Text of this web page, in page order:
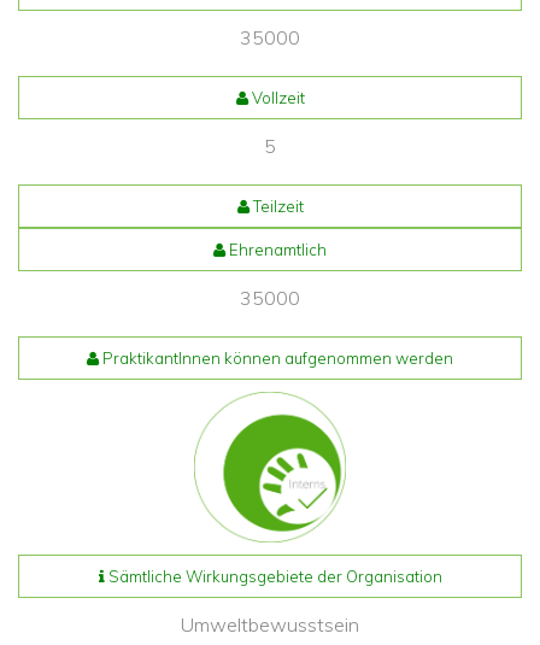
35000
Vollzeit
5
Teilzeit
Ehrenamtlich
35000
PraktikantInnen können aufgenommen werden
Sämtliche Wirkungsgebiete der Organisation
Umweltbewusstsein